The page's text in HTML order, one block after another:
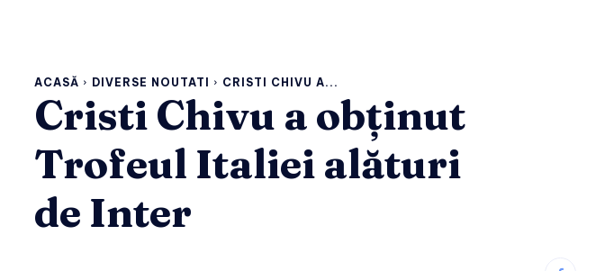
ACASĂ DIVERSE NOUTATI CRISTI CHIVU A...
Cristi Chivu a obținut
Trofeul Italiei alături
de Inter